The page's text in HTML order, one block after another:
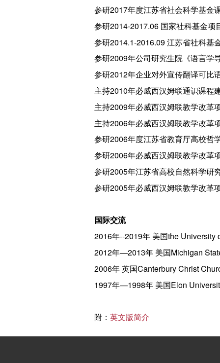
参研2017年度江苏省社会科学基金
参研2014-2017.06 国家社科基金项
参研2014.1-2016.09 江苏省社科基
参研2009年公司研究生院《语言学
参研2012年企业对外宣传翻译可比
主持2010年必威西汉姆联通识课程
主持2009年必威西汉姆联教学改革
主持2006年必威西汉姆联教学改
参研2006年度江苏省教育厅高校哲
参研2006年必威西汉姆联教学改革
参研2005年江苏省高校自然科学研
参研2005年必威西汉姆联教学改革
国际交流
2016年--2019年 美国the University
2012年—2013年 美国Michigan
2006年 英国Canterbury Christ
1997年—1998年 美国Elon
附： 英文版简介